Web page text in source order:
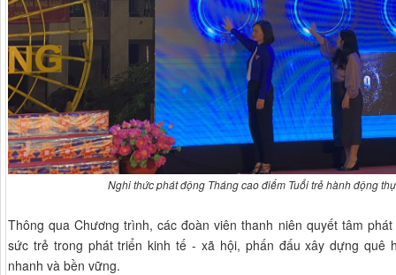
Nghi thức phát động Tháng cao điểm Tuổi trẻ hành động
Thông qua Chương trình, các đoàn viên thanh niên quyết tâm
sức trẻ trong phát triển kinh tế - xã hội, phấn đấu xây dựng quê
nhanh và bền vững.